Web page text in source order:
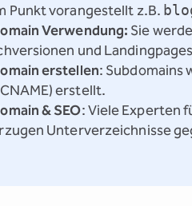
Punkt vorangestellt z.B.
Verwendung: Sie
und
erstellen: Subdomains
erstellt.
& SEO: Viele Experten
Unterverzeichnisse